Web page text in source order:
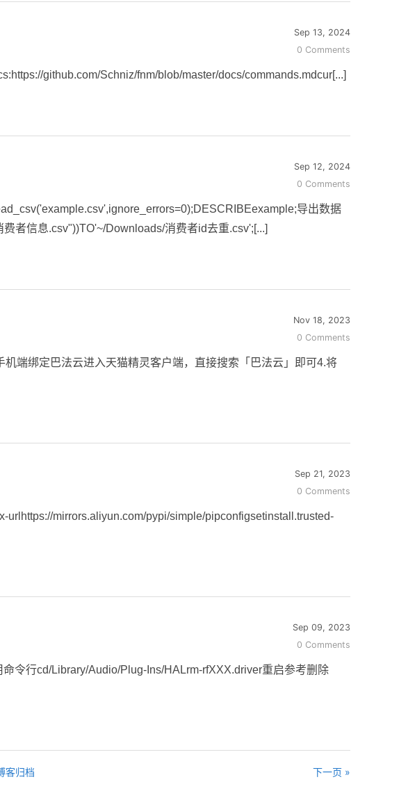
Sep 13, 2024
0 Comments
github.com/Schniz/fnm/blob/master/docs/commands.mdcur[...]
Sep 12, 2024
0 Comments
导出数据
者信息.csv"))TO'~/Downloads/消费者id去重.csv';[...]
Nov 18, 2023
0 Comments
端绑定巴法云进入天猫精灵客户端，直接搜索「巴法云」即可4.将
Sep 21, 2023
0 Comments
mirrors.aliyun.com/pypi/simple/pipconfigsetinstall.trusted-
Sep 09, 2023
0 Comments
令行cd/Library/Audio/Plug-Ins/HALrm-rfXXX.driver重启参考删除
下一页 »
客归档